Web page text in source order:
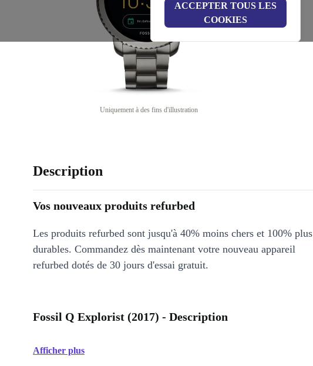
ACCEPTER TOUS LES
COOKIES
Uniquement à des fins d'illustration
Description
Vos nouveaux produits refurbed
Les produits refurbed sont jusqu'à 40% moins chers et 100% plus
durables. Commandez dès maintenant votre nouveau appareil
refurbed dotés de 30 jours d'essai gratuit.
Fossil Q Explorist (2017) - Description
Afficher plus